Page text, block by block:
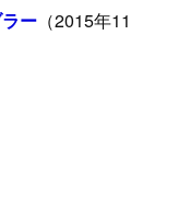
ー （2015年11